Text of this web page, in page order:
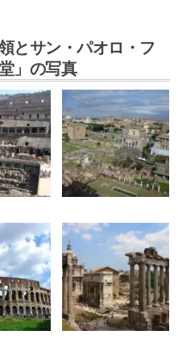
とサン・パオロ・フ
」の写真